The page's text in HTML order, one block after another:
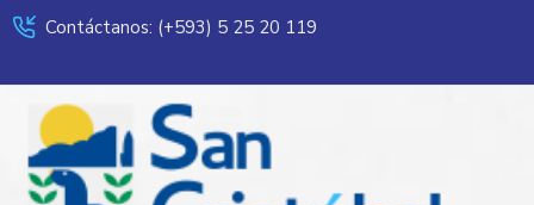
Contáctanos: (+593) 5 25 20 119
Servicios
Municipalidad
Mi